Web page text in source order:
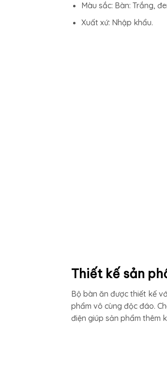
Màu sắc: Bàn: Trắng,
Xuất xứ: Nhập khẩu.
Thiết kế sản
Bộ bàn ăn được thiết kế
phẩm vô cùng độc đáo.
điện giúp sản phẩm thêm